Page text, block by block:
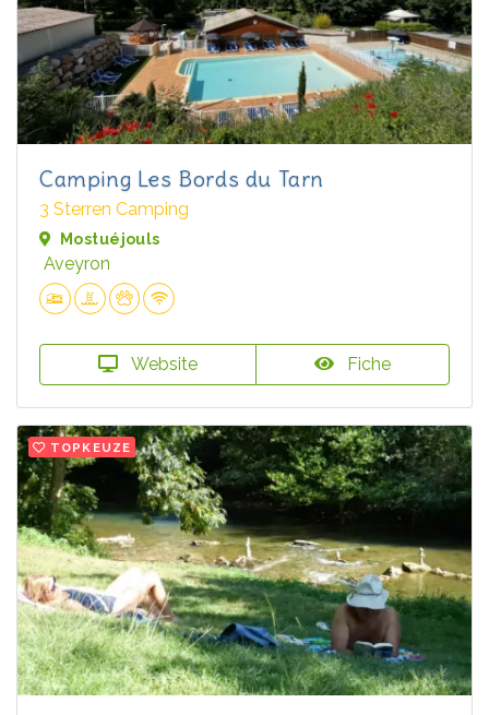
Camping Les Bords du Tarn
3 Sterren Camping
Mostuéjouls
Aveyron
Website Fiche
TOPKEUZE